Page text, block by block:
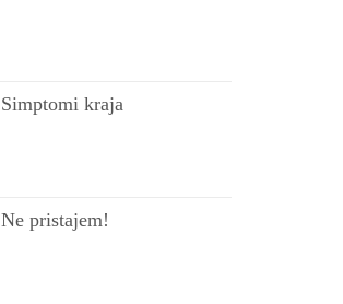
Simptomi kraja
Ne pristajem!